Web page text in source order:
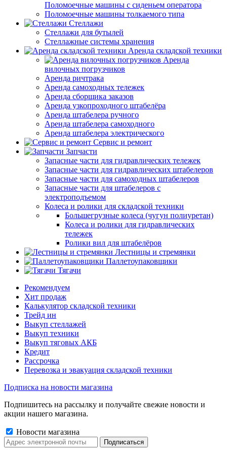
Поломоечные машины с сиденьем оператора
Поломоечные машины толкаемого типа
Стеллажи
Стеллажи для бутылей
Стеллажные системы хранения
Аренда складской техники
Аренда
вилочных погрузчиков
Аренда ричтрака
Аренда самоходных тележек
Аренда сборщика заказов
Аренда узкопроходного штабелёра
Аренда штабелера ручного
Аренда штабелера самоходного
Аренда штабелера электрического
Сервис и ремонт
Запчасти
Запасные части для гидравлических тележек
Запасные части для гидравлических штабелеров
Запасные части для самоходных штабелеров
Запасные части для штабелеров с
электроподъемом
Колеса и ролики для складской техники
Большегрузные колеса (чугун полиуретан)
Колеса и ролики для гидравлических
тележек
Ролики вил для штабелёров
Лестницы и стремянки
Паллетоупаковщики
Тягачи
Рекомендуем
Хит продаж
Калькулятор складской техники
Трейд ин
Выкуп стеллажей
Выкуп техники
Выкуп тяговых АКБ
Кредит
Рассрочка
Перевозка и эвакуация складской техники
Подписка на новости магазина
Подпишитесь на рассылку и получайте свежие новости и
акции нашего магазина.
Новости магазина